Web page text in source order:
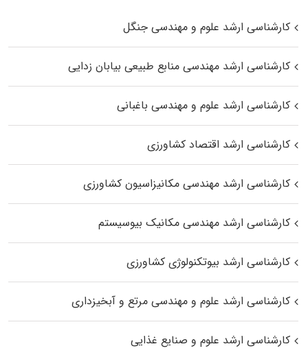
کارشناسی ارشد علوم و مهندسی جنگل
کارشناسی ارشد مهندسی منابع طبیعی بیابان زدایی
کارشناسی ارشد علوم و مهندسی باغبانی
کارشناسی ارشد اقتصاد کشاورزی
کارشناسی ارشد مهندسی مکانیزاسیون کشاورزی
کارشناسی ارشد مهندسی مکانیک بیوسیستم
کارشناسی ارشد بیوتکنولوژی کشاورزی
کارشناسی ارشد علوم و مهندسی مرتع و آبخیزداری
کارشناسی ارشد علوم و صنایع غذایی